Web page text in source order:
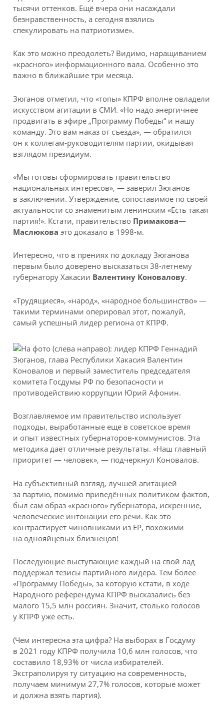
тысячи оттенков. Ещё вчера они насаждали
безнравственность, а сегодня взялись
спекулировать на патриотизме».
Как это можно преодолеть? Видимо, наращиванием
«красного» информационного вала. Особенно это
важно в ближайшие три месяца.
Зюганов отметил, что «топы» КПРФ вполне овладели
искусством агитации в СМИ. «Но надо энергичнее
продвигать в эфире „Программу Победы“ и нашу
команду. Это вам наказ от съезда», — обратился
он к коллегам-руководителям партии, окидывая
взглядом президиум.
«Мы готовы сформировать правительство
национальных интересов», — заверил Зюганов
в заключении. Утверждение, сопоставимое по своей
актуальности со знаменитым ленинским «Есть такая
партия!». Кстати, правительство Примакова—
Маслюкова это доказало в 1998-м.
Интересно, что в прениях по докладу Зюганова
первым было доверено высказаться 38-летнему
губернатору Хакасии Валентину Коновалову.
«Трудящиеся», «народ», «народное большинство» —
такими терминами оперировал этот, пожалуй,
самый успешный лидер региона от КПРФ.
Возглавляемое им правительство использует
подходы, выработанные еще в советское время
и опыт известных губернаторов-коммунистов. Эта
методика даёт отличные результаты. «Наш главный
приоритет — человек», — подчеркнул Коновалов.
На субъективный взгляд, лучшей агитацией
за партию, помимо приведённых политиком фактов,
был сам образ «красного» губернатора, искренние,
человеческие интонации его речи. Как это
контрастирует чиновниками из ЕР, похожими
на однояйцевых близнецов!
Последующие выступающие каждый на свой лад
поддержал тезисы партийного лидера. Тем более
«Программу Победы», за которую кстати, в ходе
Народного референдума КПРФ высказались без
малого 15,5 млн россиян. Значит, столько голосов
у КПРФ уже есть.
(Чем интересна эта цифра? На выборах в Госдуму
в 2021 году КПРФ получила 10,6 млн голосов, что
составило 18,93% от числа избирателей.
Экстраполируя ту ситуацию на современность,
получаем минимум 27,7% голосов, которые может
и должна взять партия).